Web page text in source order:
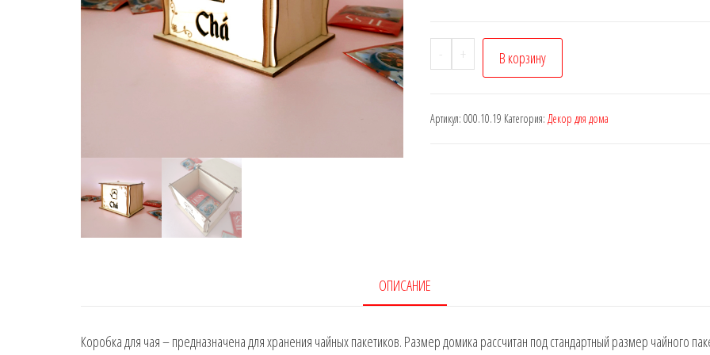
- + В корзину
Артикул: 000.10.19 Категория: Декор для дома
ОПИСАНИЕ
Коробка для чая – предназначена для хранения чайных пакетиков. Размер домика рассчитан под стандартный размер чайного